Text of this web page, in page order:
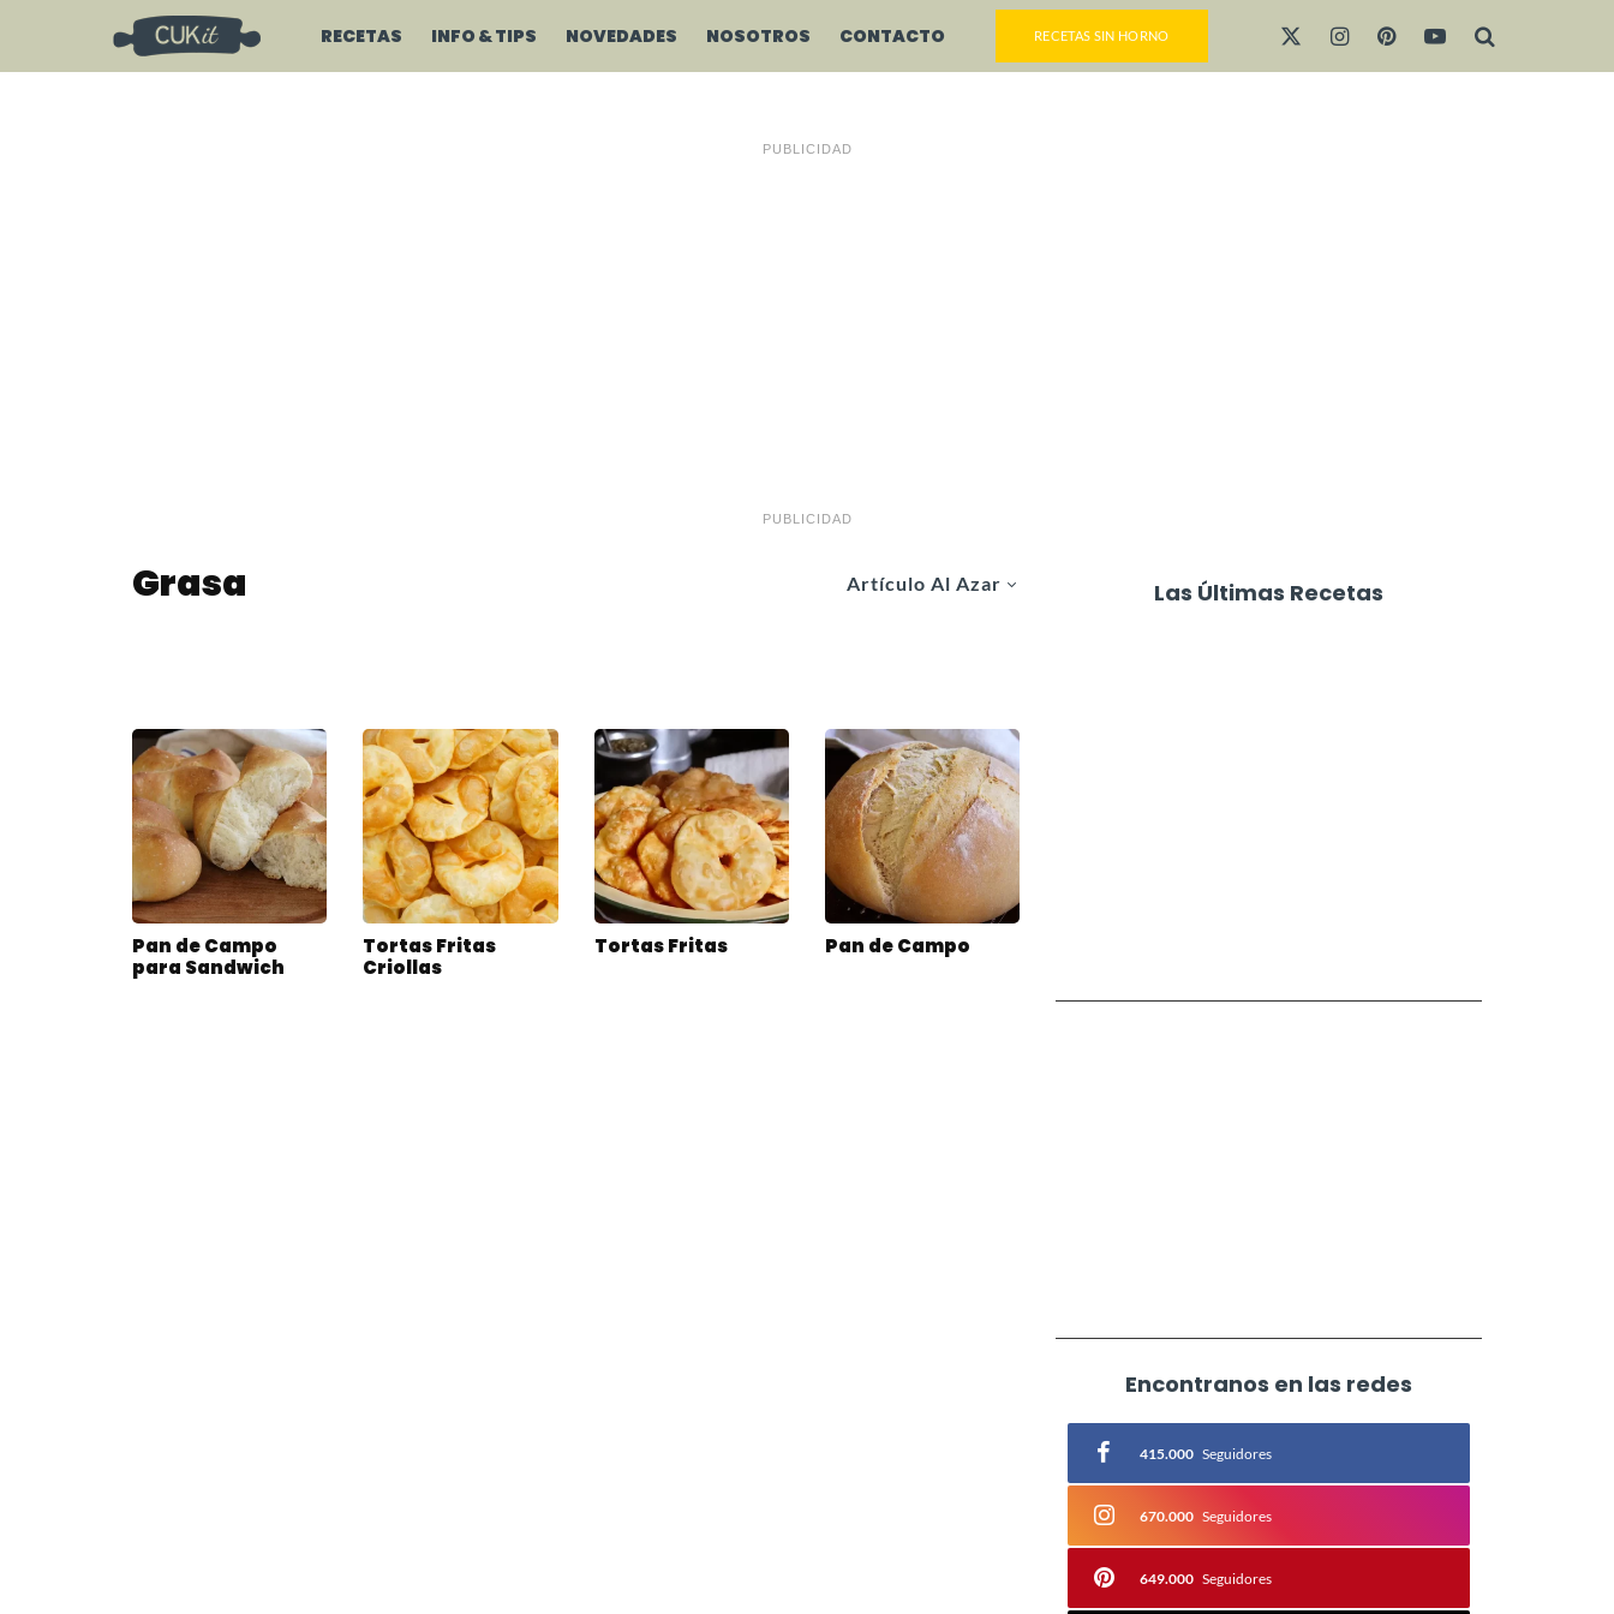
RECETAS INFO & TIPS NOVEDADES NOSOTROS CONTACTO RECETAS SIN HORNO
PUBLICIDAD
PUBLICIDAD
Artículo Al Azar
Grasa
Pan de Campo
para Sandwich
Tortas Fritas
Criollas
Tortas Fritas Pan de Campo
Las Últimas Recetas
Encontranos en las redes
415.000 Seguidores
670.000 Seguidores
649.000 Seguidores